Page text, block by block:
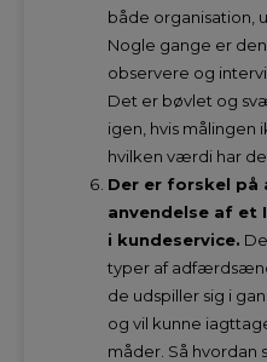
både organisation,
Nogle gange er
observere og
Det er bøvlet og
igen, hvis målingen
hvilken værdi har
Der er forskel på
anvendelse af et
i kundeservice.
typer af
de udspiller sig i
og vil kunne
måder. Så hvordan